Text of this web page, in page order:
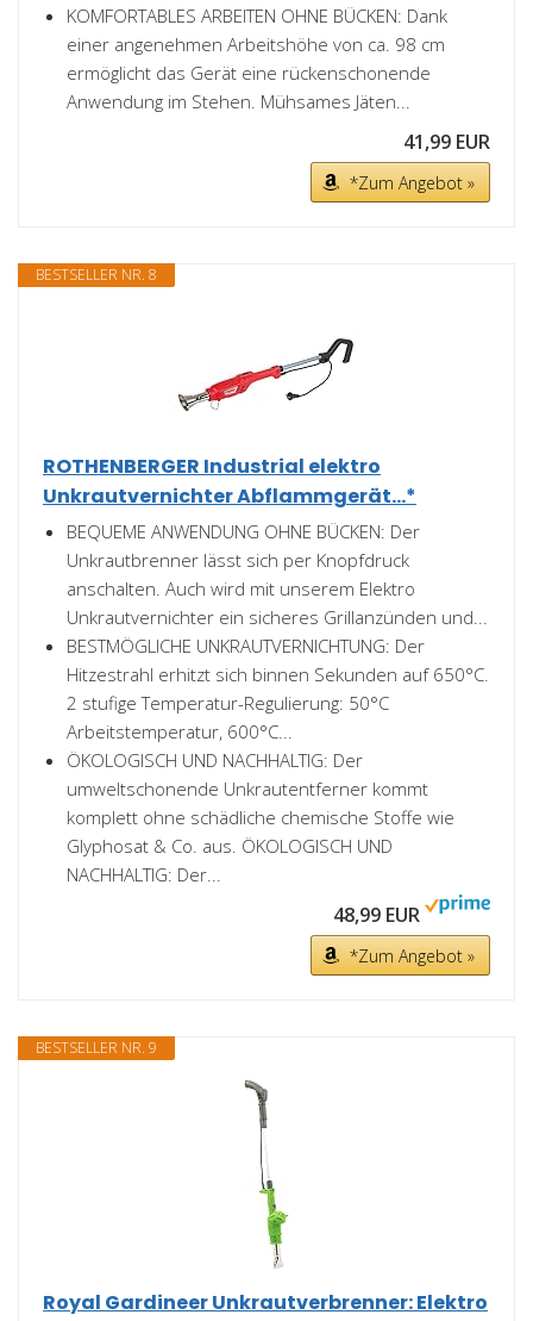
KOMFORTABLES ARBEITEN OHNE BÜCKEN: Dank
einer angenehmen Arbeitshöhe von ca. 98 cm
ermöglicht das Gerät eine rückenschonende
Anwendung im Stehen. Mühsames Jäten...
41,99 EUR
*Zum Angebot »
BESTSELLER NR. 8
ROTHENBERGER Industrial elektro
Unkrautvernichter Abflammgerät...*
BEQUEME ANWENDUNG OHNE BÜCKEN: Der
Unkrautbrenner lässt sich per Knopfdruck
anschalten. Auch wird mit unserem Elektro
Unkrautvernichter ein sicheres Grillanzünden und...
BESTMÖGLICHE UNKRAUTVERNICHTUNG: Der
Hitzestrahl erhitzt sich binnen Sekunden auf 650°C.
2 stufige Temperatur-Regulierung: 50°C
Arbeitstemperatur, 600°C...
ÖKOLOGISCH UND NACHHALTIG: Der
umweltschonende Unkrautentferner kommt
komplett ohne schädliche chemische Stoffe wie
Glyphosat & Co. aus. ÖKOLOGISCH UND
NACHHALTIG: Der...
48,99 EUR
*Zum Angebot »
BESTSELLER NR. 9
Royal Gardineer Unkrautverbrenner: Elektro